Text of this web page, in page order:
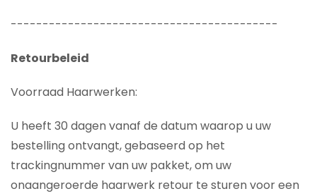
------------------------------------------
Retourbeleid
Voorraad Haarwerken:
U heeft 30 dagen vanaf de datum waarop u uw
bestelling ontvangt, gebaseerd op het
trackingnummer van uw pakket, om uw
onaangeroerde haarwerk retour te sturen voor een